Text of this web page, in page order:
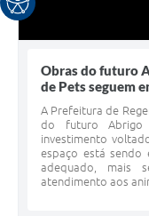
Obras do futuro
de Pets seguem
A Prefeitura de
do futuro Abrigo
investimento
espaço está sendo
adequado, mais
atendimento aos